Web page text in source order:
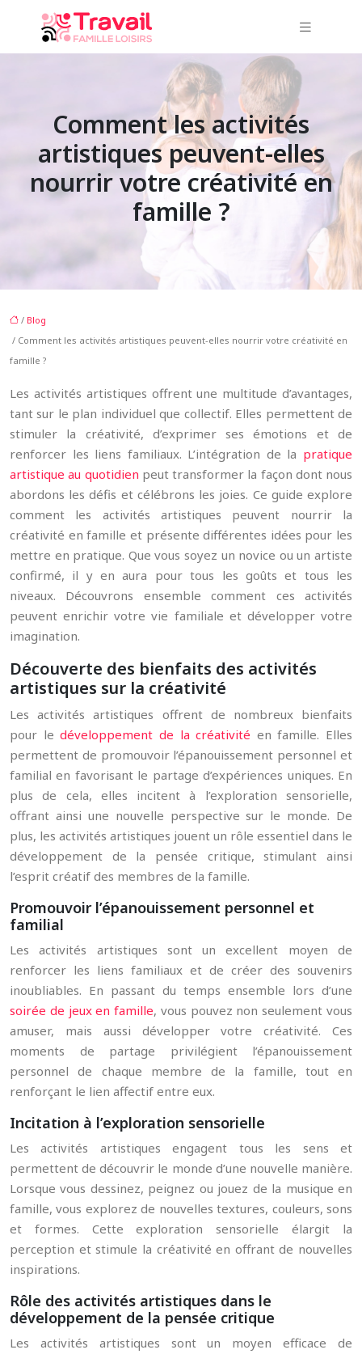
Comment les activités
artistiques peuvent-elles
nourrir votre créativité en
famille ?
/ Blog
/ Comment les activités artistiques peuvent-elles nourrir votre créativité en
famille ?
Les activités artistiques offrent une multitude d’avantages,
tant sur le plan individuel que collectif. Elles permettent de
stimuler la créativité, d’exprimer ses émotions et de
renforcer les liens familiaux. L’intégration de la pratique
artistique au quotidien peut transformer la façon dont nous
abordons les défis et célébrons les joies. Ce guide explore
comment les activités artistiques peuvent nourrir la
créativité en famille et présente différentes idées pour les
mettre en pratique. Que vous soyez un novice ou un artiste
confirmé, il y en aura pour tous les goûts et tous les
niveaux. Découvrons ensemble comment ces activités
peuvent enrichir votre vie familiale et développer votre
imagination.
Découverte des bienfaits des activités
artistiques sur la créativité
Les activités artistiques offrent de nombreux bienfaits
pour ledéveloppement de la créativité en famille. Elles
permettent de promouvoir l’épanouissement personnel et
familial en favorisant le partage d’expériences uniques. En
plus de cela, elles incitent à l’exploration sensorielle,
offrant ainsi une nouvelle perspective sur le monde. De
plus, les activités artistiques jouent un rôle essentiel dans le
développement de la pensée critique, stimulant ainsi
l’esprit créatif des membres de la famille.
Promouvoir l’épanouissement personnel et
familial
Les activités artistiques sont un excellent moyen de
renforcer les liens familiaux et de créer des souvenirs
inoubliables. En passant du temps ensemble lors d’une
soirée de jeux en famille, vous pouvez non seulement vous
amuser, mais aussi développer votre créativité. Ces
moments de partage privilégient l’épanouissement
personnel de chaque membre de la famille, tout en
renforçant le lien affectif entre eux.
Incitation à l’exploration sensorielle
Les activités artistiques engagent tous les sens et
permettent de découvrir le monde d’une nouvelle manière.
Lorsque vous dessinez, peignez ou jouez de la musique en
famille, vous explorez de nouvelles textures, couleurs, sons
et formes. Cette exploration sensorielle élargit la
perception et stimule la créativité en offrant de nouvelles
inspirations.
Rôle des activités artistiques dans le
développement de la pensée critique
Les activités artistiques sont un moyen efficace de